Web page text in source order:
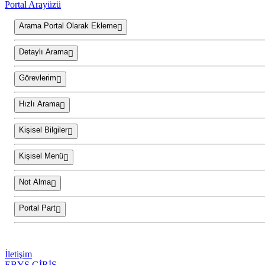
Portal Arayüzü
Arama Portal Olarak Ekleme
Detaylı Arama
Görevlerim
Hızlı Arama
Kişisel Bilgiler
Kişisel Menü
Not Alma
Portal Part
İletişim